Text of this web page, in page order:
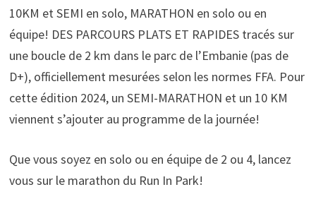
10KM et SEMI en solo, MARATHON en solo ou en
équipe! DES PARCOURS PLATS ET RAPIDES tracés sur
une boucle de 2 km dans le parc de l’Embanie (pas de
D+), officiellement mesurées selon les normes FFA. Pour
cette édition 2024, un SEMI-MARATHON et un 10 KM
viennent s’ajouter au programme de la journée!
Que vous soyez en solo ou en équipe de 2 ou 4, lancez
vous sur le marathon du Run In Park!